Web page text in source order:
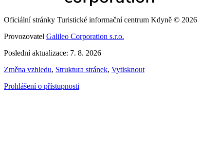
Oficiální stránky Turistické informační centrum Kdyně © 2026
Provozovatel Galileo Corporation s.r.o.
Poslední aktualizace: 7. 8. 2026
Změna vzhledu, Struktura stránek, Vytisknout
Prohlášení o přístupnosti